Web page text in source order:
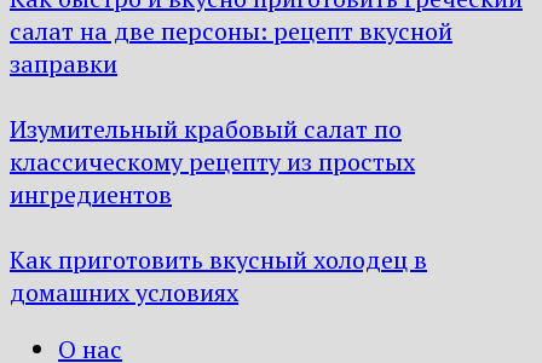
салат на две персоны: рецепт вкусной
заправки
Изумительный крабовый салат по
классическому рецепту из простых
ингредиентов
Как приготовить вкусный холодец в
домашних условиях
О нас